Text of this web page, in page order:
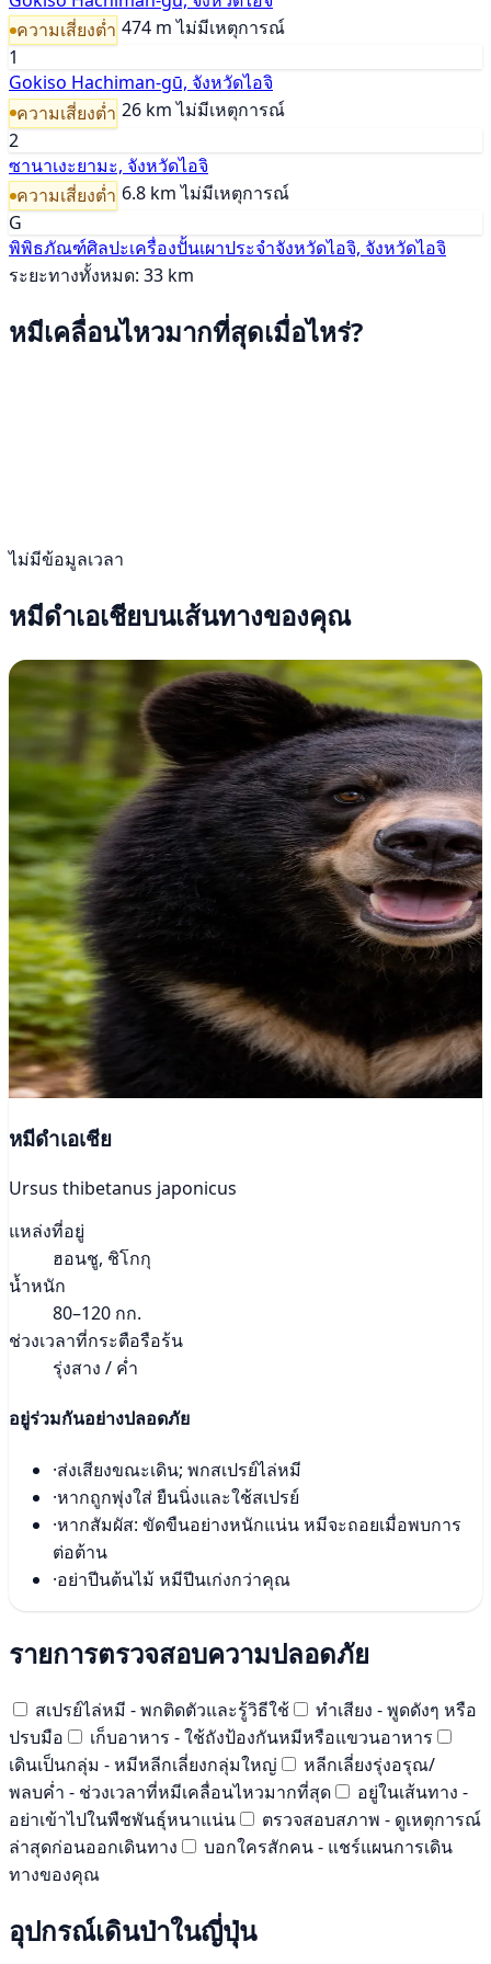
ความเสี่ยงต่ำ 474 m ไม่มีเหตุการณ์
1
Gokiso Hachiman-gū, จังหวัดไอจิ
ความเสี่ยงต่ำ 26 km ไม่มีเหตุการณ์
2
ซานาเงะยามะ, จังหวัดไอจิ
ความเสี่ยงต่ำ 6.8 km ไม่มีเหตุการณ์
G
พิพิธภัณฑ์ศิลปะเครื่องปั้นเผาประจำจังหวัดไอจิ, จังหวัดไอจิ
ระยะทางทั้งหมด: 33 km
หมีเคลื่อนไหวมากที่สุดเมื่อไหร่?
ไม่มีข้อมูลเวลา
หมีดำเอเชียบนเส้นทางของคุณ
หมีดำเอเชีย
Ursus thibetanus japonicus
แหล่งที่อยู่
ฮอนชู, ชิโกกุ
น้ำหนัก
80–120 กก.
ช่วงเวลาที่กระตือรือร้น
รุ่งสาง / ค่ำ
อยู่ร่วมกันอย่างปลอดภัย
·ส่งเสียงขณะเดิน; พกสเปรย์ไล่หมี
·หากถูกพุ่งใส่ ยืนนิ่งและใช้สเปรย์
·หากสัมผัส: ขัดขืนอย่างหนักแน่น หมีจะถอยเมื่อพบการ
ต่อต้าน
·อย่าปีนต้นไม้ หมีปีนเก่งกว่าคุณ
รายการตรวจสอบความปลอดภัย
สเปรย์ไล่หมี - พกติดตัวและรู้วิธีใช้
ทำเสียง - พูดดังๆ หรือ
ปรบมือ
เก็บอาหาร - ใช้ถังป้องกันหมีหรือแขวนอาหาร
เดินเป็นกลุ่ม - หมีหลีกเลี่ยงกลุ่มใหญ่
หลีกเลี่ยงรุ่งอรุณ/
พลบค่ำ - ช่วงเวลาที่หมีเคลื่อนไหวมากที่สุด
อยู่ในเส้นทาง -
อย่าเข้าไปในพืชพันธุ์หนาแน่น
ตรวจสอบสภาพ - ดูเหตุการณ์
ล่าสุดก่อนออกเดินทาง
บอกใครสักคน - แชร์แผนการเดิน
ทางของคุณ
อุปกรณ์เดินป่าในญี่ปุ่น